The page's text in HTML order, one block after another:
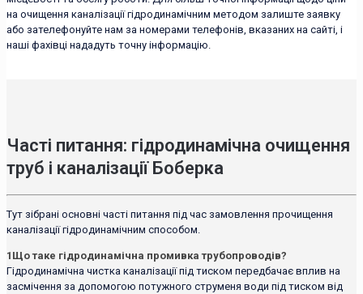
на очищення каналізації гідродинамічним методом залиште заявку
або зателефонуйте нам за номерами телефонів, вказаних на сайті, і
наші фахівці нададуть точну інформацію.
Часті питання: гідродинамічна очищення
труб і каналізації Боберка
Тут зібрані основні часті питання під час замовлення прочищення
каналізації гідродинамічним способом.
1 Що таке гідродинамічна промивка трубопроводів?
Гідродинамічна чистка каналізації під тиском передбачає вплив на
засмічення за допомогою потужного струменя води під тиском від